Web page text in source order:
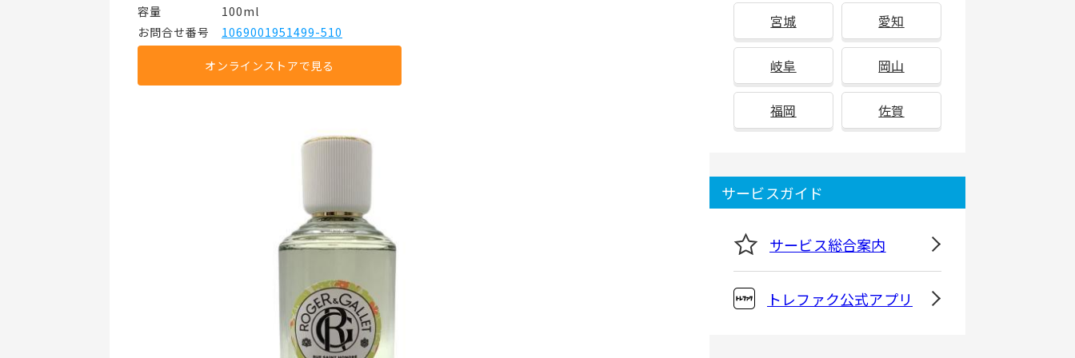
容量     100ml
お問合せ番号 1069001951499-510
オンラインストアで見る
宮城 愛知
岐阜 岡山
福岡 佐賀
サービスガイド
サービス総合案内
トレファク公式アプリ